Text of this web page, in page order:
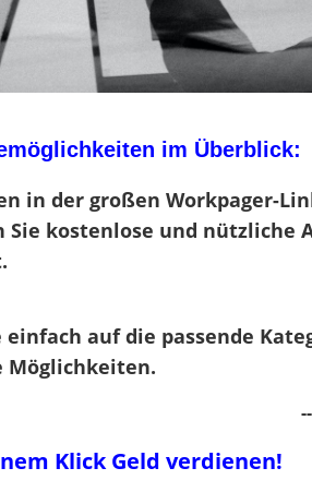
im Überblick:
in der großen Workpager-
Sie kostenlose und nützliche
einfach auf die passende
Möglichkeiten.
Klick Geld verdienen!